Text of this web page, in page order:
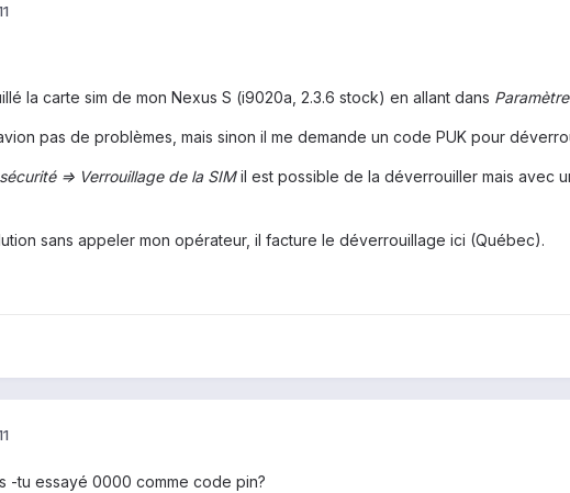
la carte sim de mon Nexus S (i9020a, 2.3.6 stock) en allant dans
pas de problèmes, mais sinon il me demande un code PUK pour
=> Verrouillage de la SIMil est possible de la déverrouiller mais avec
sans appeler mon opérateur, il facture le déverrouillage ici (Québec).
-tu essayé 0000 comme code pin?